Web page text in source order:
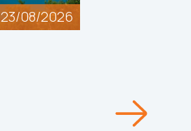
23/08/2026